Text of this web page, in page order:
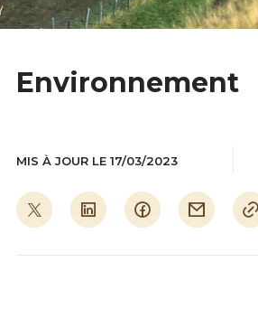
Environnement
MIS À JOUR LE 17/03/2023